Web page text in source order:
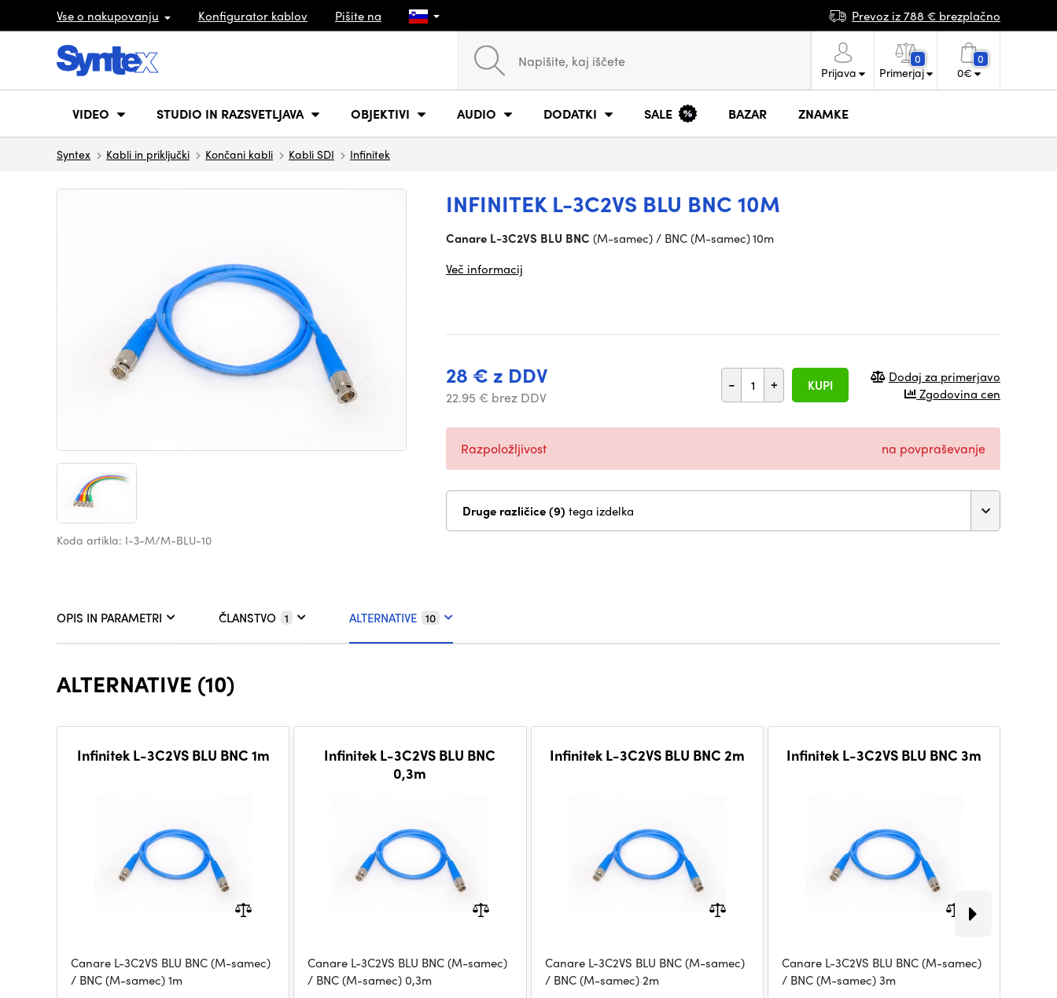
Vse o nakupovanju Konfigurator kablov Pišite na Prevoz iz 788 € brezplačno
Prijava
0
Primerjaj
0
0€
VIDEO STUDIO IN RAZSVETLJAVA OBJEKTIVI AUDIO DODATKI SALE BAZAR ZNAMKE
Syntex Kabli in priključki Končani kabli Kabli SDI Infinitek
INFINITEK L-3C2VS BLU BNC 10M
Koda artikla: I-3-M/M-BLU-10
Canare L-3C2VS BLU BNC (M-samec) / BNC (M-samec)10m
Več informacij
28 € z DDV
22.95 € brez DDV
- + KUPI
Dodaj za primerjavo
Zgodovina cen
Razpoložljivost na povpraševanje
Druge različice (9) tega izdelka
OPIS IN PARAMETRI ČLANSTVO 1 ALTERNATIVE 10
ALTERNATIVE (10)
Infinitek L-3C2VS BLU BNC 1m
Canare L-3C2VS BLU BNC (M-samec)
/ BNC (M-samec) 1m
Infinitek L-3C2VS BLU BNC
0,3m
Canare L-3C2VS BLU BNC (M-samec)
/ BNC (M-samec) 0,3m
Infinitek L-3C2VS BLU BNC 2m
Canare L-3C2VS BLU BNC (M-samec)
/ BNC (M-samec) 2m
Infinitek L-3C2VS BLU BNC 3m
Canare L-3C2VS BLU BNC (M-samec)
/ BNC (M-samec) 3m